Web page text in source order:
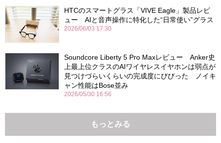
HTCのスマートグラス「VIVE Eagle」製品レビ
ュー AIと音声操作に特化した“日常使い”グラス
2026/06/03 17:30
Soundcore Liberty 5 Pro Maxレビュー Anker史
上最上位クラスのAIワイヤレスイヤホンは弱点が
見つけづらいくらいの完成度にびびった ノイキ
ャン性能はBose並み
2026/05/30 16:56
もっとみる